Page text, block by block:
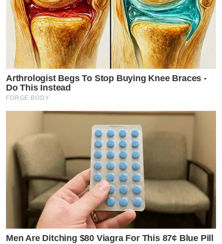
Arthrologist Begs To Stop Buying Knee Braces -
Do This Instead
FORGE BODY
Men Are Ditching $80 Viagra For This 87¢ Blue Pill